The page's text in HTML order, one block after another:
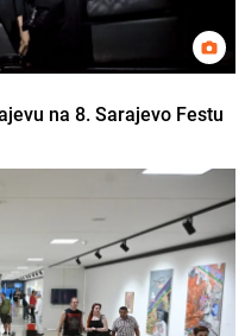
na 8. Sarajevo Festu